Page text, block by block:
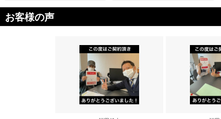
お客様の声